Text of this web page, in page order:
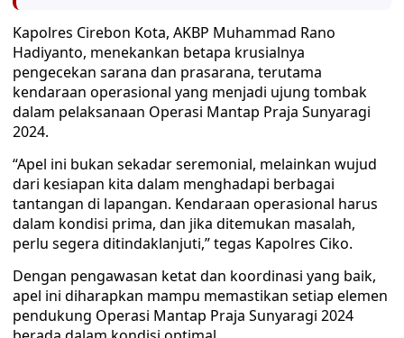
Kapolres Cirebon Kota, AKBP Muhammad Rano
Hadiyanto, menekankan betapa krusialnya
pengecekan sarana dan prasarana, terutama
kendaraan operasional yang menjadi ujung tombak
dalam pelaksanaan Operasi Mantap Praja Sunyaragi
2024.
“Apel ini bukan sekadar seremonial, melainkan wujud
dari kesiapan kita dalam menghadapi berbagai
tantangan di lapangan. Kendaraan operasional harus
dalam kondisi prima, dan jika ditemukan masalah,
perlu segera ditindaklanjuti,” tegas Kapolres Ciko.
Dengan pengawasan ketat dan koordinasi yang baik,
apel ini diharapkan mampu memastikan setiap elemen
pendukung Operasi Mantap Praja Sunyaragi 2024